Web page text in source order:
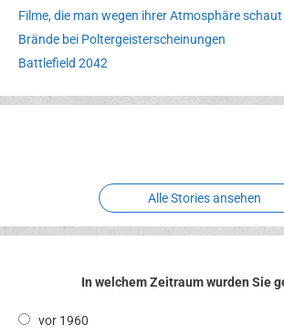
Filme, die man wegen ihrer Atmosphäre schaut
Brände bei Poltergeisterscheinungen
Battlefield 2042
Erlebnispark
Alle Stories ansehen
In welchem Zeitraum wurden Sie
vor 1960